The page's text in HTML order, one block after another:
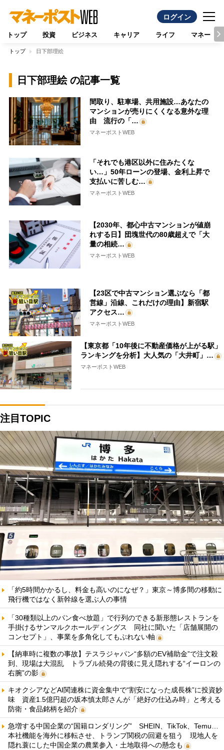
ログイン
トップ 投資 ビジネス キャリア ライフ マネー
トップ 日下部理絵
日下部理絵 の記事一覧
間取り、駐車場、共用施設…あなたの
マンションが売りにくくなる意外な理
由 流行の「…
マネーポストWEB
「それでも港区以外に住みたくな
い…」50年ローンの登場、金利上昇で
支払いに苦しむ…
マネーポストWEB
【2030年、都心中古マンションが値崩
れする日】団塊世代の80歳超えで「大
量の相続…
マネーポストWEB
【23区で中古マンション選ぶなら「都
営線」沿線、これだけの理由】新宿駅
アクセス…
マネーポストWEB
【東京都「10年後に不動産価格が上がる駅」
ランキングを分析】大人気の「大井町」…
マネーポストWEB
注目TOPIC
「約5時間かかるし、料金も高いのになぜ？」東京～博多間の移動に
飛行機ではなく新幹線を選ぶ人の事情
「30種類以上のパン食べ放題」で行列のできる新形態レストランを
手掛けるサンマルクホールディングス 同社に聞いた「店舗展開の
コンセプト」、事業を多角化してもぶれない軸
【納車時に複数の事故】テスラジャパン“多額のEV補助金”で注文殺
到、現場は大混乱 トラブル続発の背後に見え隠れする“イーロンの
右腕”の影
キオクシアなどAI関連株に資金集中で“割安になった成長株”に投資妙
味 資産1.5億円超の坂本慎太郎さんが「絶好の仕込み時」と考える
防衛・食品銘柄を紹介
急増する中国企業の“国籍ロンダリング” SHEIN、TikTok、Temu…
本社機能を海外に移転させ、トランプ関税の回避を狙う 現地人を
隠れ蓑にした中国企業の農業参入・土地取得への懸念も